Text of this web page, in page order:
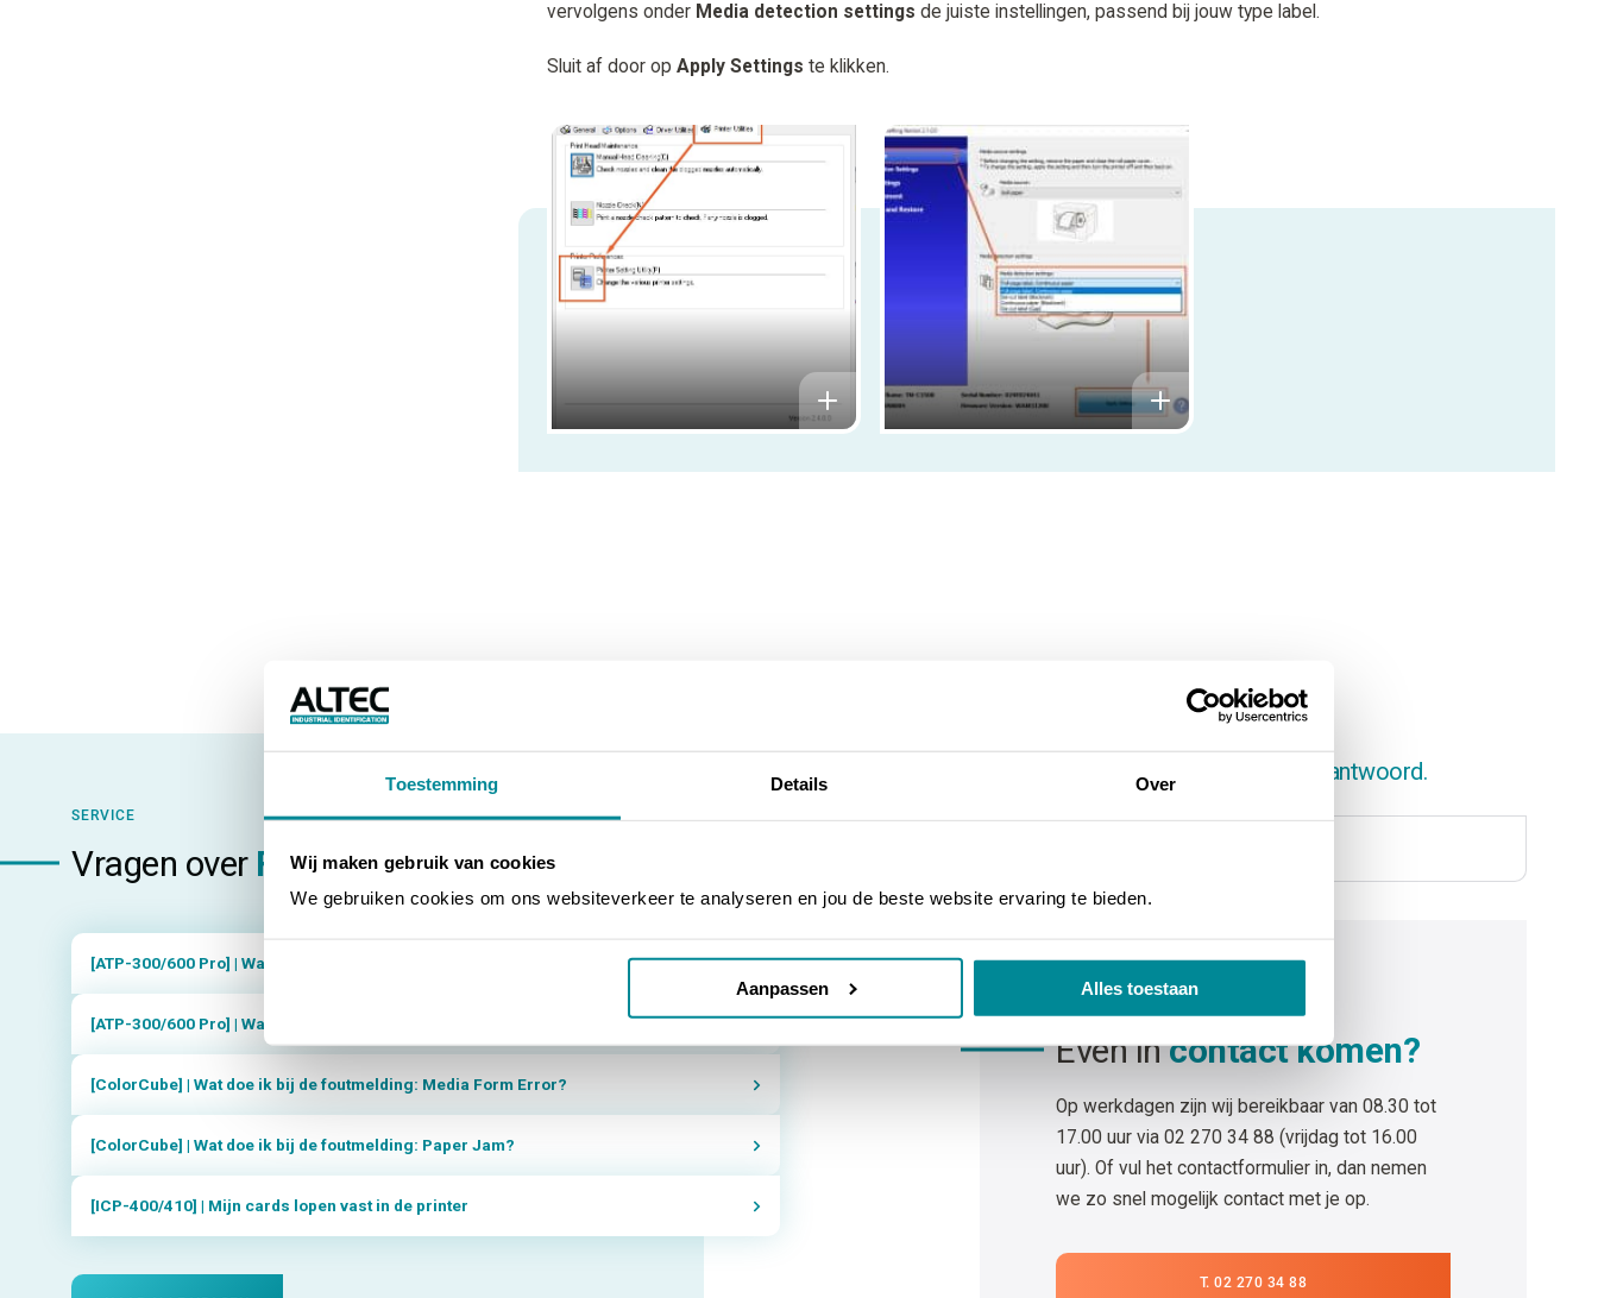
Toestemming Details Over
Wij maken gebruik van cookies
We gebruiken cookies om ons websiteverkeer te analyseren en jou de beste website ervaring te bieden.
Aanpassen Alles toestaan
vervolgens onder Media detection settings de juiste instellingen, passend bij jouw type label.
Sluit af door op Apply Settings te klikken.
SERVICE
Vragen over Foutmeldingen op de printer
[ATP-300/600 Pro] | Wat moet ik doen bij de foutmelding: Geen inktfolie?
[ATP-300/600 Pro] | Wat moet ik doen bij de foutmelding: Paper Jam?
[ColorCube] | Wat doe ik bij de foutmelding: Media Form Error?
[ColorCube] | Wat doe ik bij de foutmelding: Paper Jam?
[ICP-400/410] | Mijn cards lopen vast in de printer
Vraag niet gevonden? Vind hier het antwoord.
Even incontact komen?
Op werkdagen zijn wij bereikbaar van 08.30 tot
17.00 uur via 02 270 34 88 (vrijdag tot 16.00
uur). Of vul het contactformulier in, dan nemen
we zo snel mogelijk contact met je op.
T. 02 270 34 88